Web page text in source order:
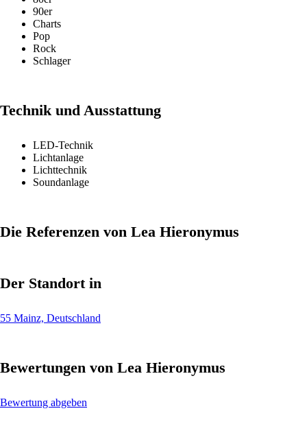
90er
Charts
Pop
Rock
Schlager
Technik und Ausstattung
LED-Technik
Lichtanlage
Lichttechnik
Soundanlage
Die Referenzen von Lea Hieronymus
Der Standort in
55 Mainz, Deutschland
Bewertungen von Lea Hieronymus
Bewertung abgeben